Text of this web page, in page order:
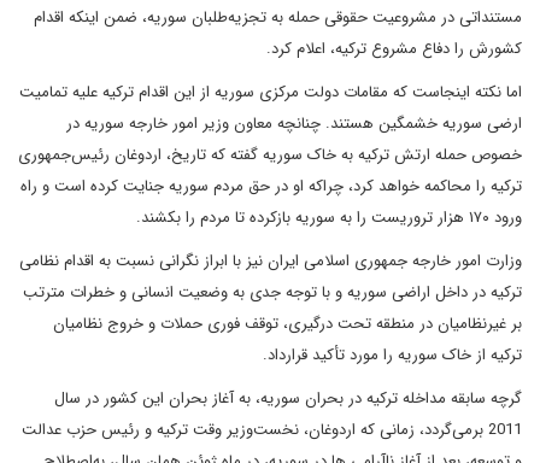
مستنداتی در مشروعیت حقوقی حمله به تجزیه‌طلبان سوریه، ضمن اینکه اقدام
کشورش را دفاع مشروع ترکیه، اعلام کرد.
اما نکته اینجاست که مقامات دولت مرکزی سوریه از این اقدام ترکیه علیه تمامیت
ارضی سوریه خشمگین هستند. چنانچه معاون وزیر امور خارجه سوریه در
خصوص حمله ارتش ترکیه به خاک سوریه گفته که تاریخ، اردوغان رئیس‌جمهوری
ترکیه را محاکمه خواهد کرد، چراکه او در حق مردم سوریه جنایت کرده است و راه
ورود ۱۷۰ هزار تروریست را به سوریه بازکرده تا مردم را بکشند.
وزارت امور خارجه جمهوری اسلامی ایران نیز با ابراز نگرانی نسبت به اقدام نظامی
ترکیه در داخل اراضی سوریه و با توجه جدی به وضعیت انسانی و خطرات مترتب
بر غیرنظامیان در منطقه تحت درگیری، توقف فوری حملات و خروج نظامیان
ترکیه از خاک سوریه را مورد تأکید قرارداد.
گرچه سابقه مداخله ترکیه در بحران سوریه، به آغاز بحران این کشور در سال
2011 برمی‌گردد، زمانی که اردوغان، نخست‌وزیر وقت ترکیه و رئیس حزب عدالت